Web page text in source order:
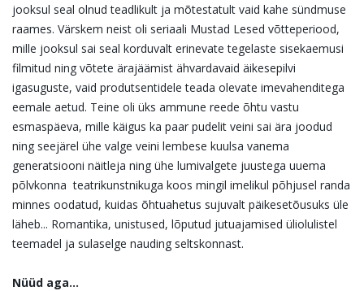
jooksul seal olnud teadlikult ja mõtestatult vaid kahe sündmuse
raames. Värskem neist oli seriaali Mustad Lesed võtteperiood,
mille jooksul sai seal korduvalt erinevate tegelaste sisekaemusi
filmitud ning võtete ärajäämist ähvardavaid äikesepilvi
igasuguste, vaid produtsentidele teada olevate imevahenditega
eemale aetud. Teine oli üks ammune reede õhtu vastu
esmaspäeva, mille käigus ka paar pudelit veini sai ära joodud
ning seejärel ühe valge veini lembese kuulsa vanema
generatsiooni näitleja ning ühe lumivalgete juustega uuema
põlvkonna teatrikunstnikuga koos mingil imelikul põhjusel randa
minnes oodatud, kuidas õhtuahetus sujuvalt päikesetõusuks üle
läheb... Romantika, unistused, lõputud jutuajamised üliolulistel
teemadel ja sulaselge nauding seltskonnast.
Nüüd aga...